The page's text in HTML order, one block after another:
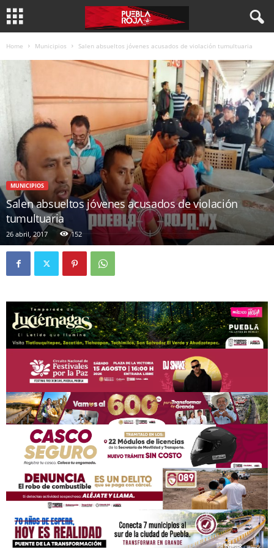
Home Municipios Salen absueltos jóvenes acusados de violación tumultuaria
MUNICIPIOS
Salen absueltos jóvenes acusados de violación
tumultuaria
26 abril, 2017 152